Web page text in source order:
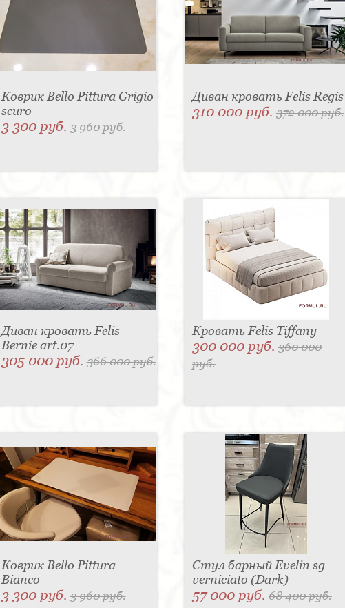
Коврик Bello Pittura Grigio
scuro
3 300 руб.3 960 руб.
Диван кровать Felis Regis
310 000 руб. 372 000 руб.
Диван кровать Felis
Bernie art.07
305 000 руб.366 000 руб.
Кровать Felis Tiffany
300 000 руб. 360 000
руб.
Коврик Bello Pittura
Bianco
3 300 руб.3 960 руб.
Стул барный Evelin sg
verniciato (Dark)
57 000 руб. 68 400 руб.